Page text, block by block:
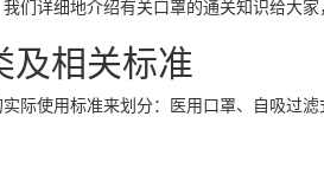
们详细地介绍有关口罩的通关知识给大家
及相关标准
际使用标准来划分：医用口罩、自吸过滤